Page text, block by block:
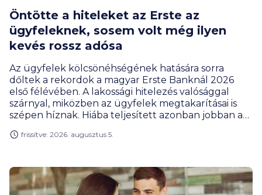
Öntötte a hiteleket az Erste az
ügyfeleknek, sosem volt még ilyen
kevés rossz adósa
Az ügyfelek kölcsönéhségének hatására sorra
dőltek a rekordok a magyar Erste Banknál 2026
első félévében. A lakossági hitelezés valósággal
szárnyal, miközben az ügyfelek megtakarításai is
szépen híznak. Hiába teljesített azonban jobban a
extraprofitadó befizetésének új szabályai miatt van
frissítve: 2026. augusztus 5.